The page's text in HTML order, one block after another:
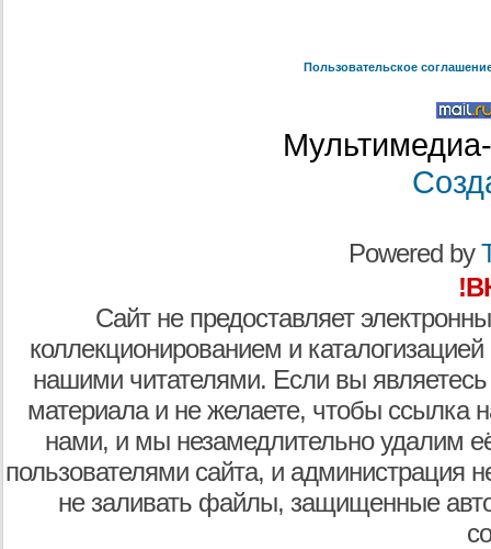
Пользовательское
Powered by
Сайт не предоставляет
коллекционированием и
нашими читателями. Если вы являетесь
материала и не желаете, чтобы ссылка
нами, и мы незамедлительно удалим
пользователями сайта, и администрация
не заливать файлы, защищенные